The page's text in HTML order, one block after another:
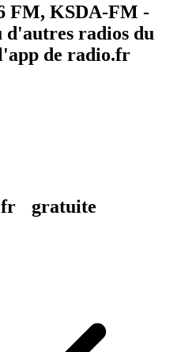
FM, KSDA-FM -
radios du
de radio.fr
gratuite